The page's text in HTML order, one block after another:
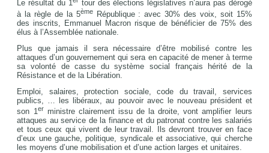
Le résultat du 1
tour des élections législatives n’aura pas dérogé
à la règle de la 5èmeRépublique : avec 30% des voix, soit 15%
des inscrits, Emmanuel Macron risque de bénéficier de 75% des
élus à l’Assemblée nationale.
Plus que jamais il sera nécessaire d’être mobilisé contre les
attaques d’un gouvernement qui sera en capacité de mener à terme
sa volonté de casse du système social français hérité de la
Résistance et de la Libération.
Emploi, salaires, protection sociale, code du travail, services
publics, … les libéraux, au pouvoir avec le nouveau président et
son 1er
ministre clairement issu de la droite, vont amplifier leurs
attaques au service de la finance et du patronat contre les salariés
et tous ceux qui vivent de leur travail. Ils devront trouver en face
d’eux une gauche, politique, syndicale et associative, qui cherche
les moyens d’une mobilisation et d’une action larges et unitaires.